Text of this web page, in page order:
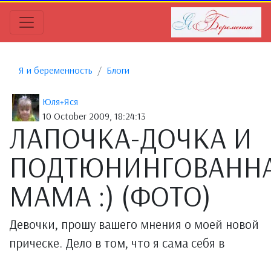
Я и беременность Блоги
Юля+Яся
10 October 2009, 18:24:13
ЛАПОЧКА-ДОЧКА И
МАМА :) (ФОТО)
Девочки, прошу вашего мнения о моей новой
прическе. Дело в том, что я сама себя в